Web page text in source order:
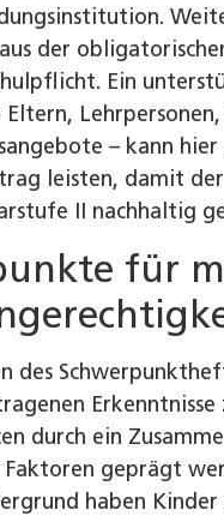
der
Ein
Lehrpersonen,
– kann hier
leisten, damit
II nachhaltig
für
des
Erkenntnisse
durch ein
Faktoren geprägt
haben Kinder